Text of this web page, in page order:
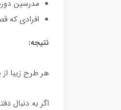
مدرسین
افرادی که
نتیجه:
هر طرح زیبا
اگر به دنبال